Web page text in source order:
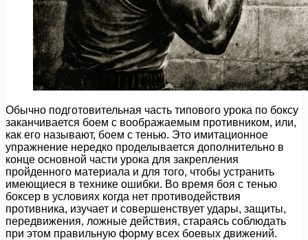
Обычно подготовительная часть типового урока по боксу
за­канчивается боем с воображаемым противником, или,
как его называют, боем с тенью. Это имитационное
упражнение нередко проделывается дополнительно в
кон­це основной части урока для закрепления
пройденного материала и для того, чтобы устранить
имеющиеся в тех­нике ошибки. Во время боя с тенью
боксер в условиях когда нет противодействия
противника, изучает и совер­шенствует удары, защиты,
передвижения, ложные действия, стараясь соблюдать
при этом правильную форму всех боевых движений.